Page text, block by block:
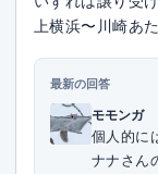
上横浜〜川崎あ
最新の回答
モモンガ
個人的に
ナナさん